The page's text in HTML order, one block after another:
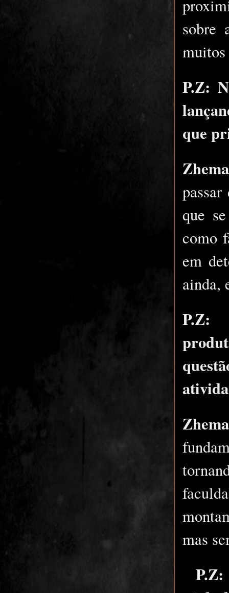
sobre
muitos
P.Z:
que
que
como
em
ainda,
mas